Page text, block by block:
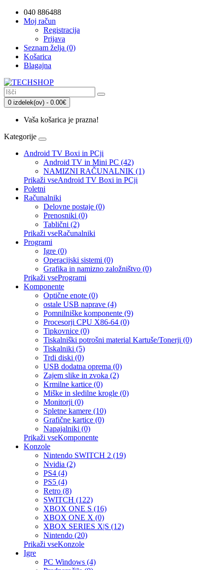
040 886488
Moj račun
Registracija
Prijava
Seznam želja (0)
Košarica
Blagajna
0 izdelek(ov) - 0.00€
Vaša košarica je prazna!
Kategorije
Android TV Boxi in PCji
Android TV in Mini PC (42)
NAMIZNI RAČUNALNIK (1)
Prikaži vseAndroid TV Boxi in PCji
Poletni
Računalniki
Delovne postaje (0)
Prenosniki (0)
Tablični (2)
Prikaži vseRačunalniki
Programi
Igre (0)
Operacijski sistemi (0)
Grafika in namizno založništvo (0)
Prikaži vseProgrami
Komponente
Optične enote (0)
ostale USB naprave (4)
Pomnilniške komponente (9)
Procesorji CPU X86-64 (0)
Tipkovnice (0)
Tiskalniški potrošni material Kartuše/Tonerji (0)
Tiskalniki (5)
Trdi diski (0)
USB dodatna oprema (0)
Zajem slike in zvoka (2)
Krmilne kartice (0)
Miške in sledilne krogle (0)
Monitorji (0)
Spletne kamere (10)
Grafične kartice (0)
Napajalniki (0)
Prikaži vseKomponente
Konzole
Nintendo SWITCH 2 (19)
Nvidia (2)
PS4 (4)
PS5 (4)
Retro (8)
SWITCH (122)
XBOX ONE S (16)
XBOX ONE X (0)
XBOX SERIES X|S (12)
Nintendo (20)
Prikaži vseKonzole
Igre
PC Windows (4)